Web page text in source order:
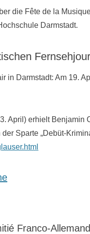
die Fête de la
Darmstadt.
in Darmstadt: Am 19.
April) erhielt Benjamin
Sparte „Debüt-
Franco-